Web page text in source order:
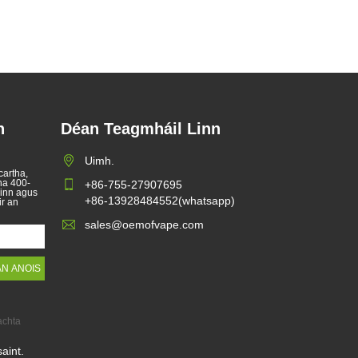
Dlíthe toitíní leictreonacha i
dtíortha éagsúla
2025/04/11
Tá an -tóir ar thoitíní leictreonacha a
caitheamh tobac a laghdú nó
caitheamh tobac a thabhairt suas.
400-
agus
an
Déan Teagmháil Linn
Uimh.
+86-755-27907695
+86-13928484552(whatsapp)
sales@oemofvape.com